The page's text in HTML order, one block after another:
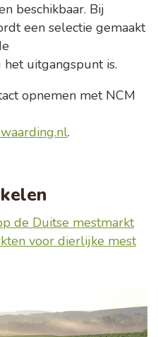
beschikbaar. Bij
een selectie gemaakt
uitgangspunt is.
opnemen met NCM
.
de Duitse mestmarkt
voor dierlijke mest